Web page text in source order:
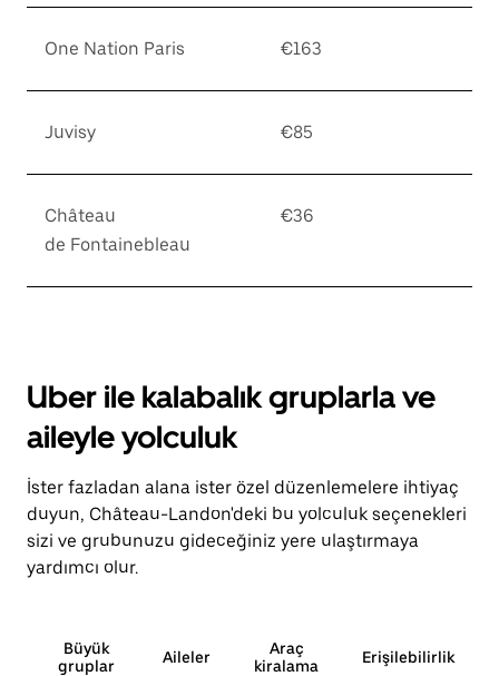
One Nation Paris €163
Juvisy €85
Château
de Fontainebleau
€36
Uber ile kalabalık gruplarla ve
aileyle yolculuk
İster fazladan alana ister özel düzenlemelere ihtiyaç
duyun, Château-Landon'deki bu yolculuk seçenekleri
sizi ve grubunuzu gideceğiniz yere ulaştırmaya
yardımcı olur.
Büyük
gruplar
Aileler
Araç
kiralama
Erişilebilirlik